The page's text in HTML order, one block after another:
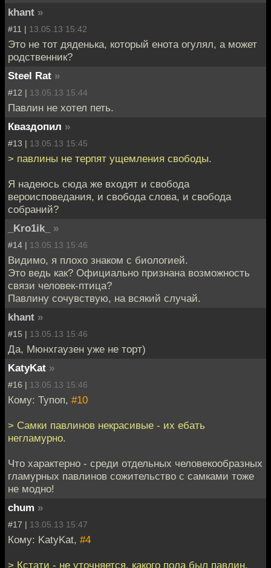
khant »
#11 | 13.05.13 15:42
Это не тот дяденька, который енота огулял, а может
родственник?
Steel Rat »
#12 | 13.05.13 15:44
Павлин не хотел петь.
Кваздопил »
#13 | 13.05.13 15:45
> павлины не терпят ущемления свободы.
Я надеюсь сюда же входят и свобода
вероисповедания, и свобода слова, и свобода
собраний?
_Kro1ik_
»
#14 | 13.05.13 15:46
Видимо, я плохо знаком с биологией.
Это ведь как? Официально признана возможность
связи человек-птица?
Павлину сочувствую, на всякий случай.
khant »
#15 | 13.05.13 15:46
Да, Мюнхгаузен уже не торт)
KatyKat »
#16 | 13.05.13 15:46
Кому: Тупоп, #10
> Самки павлинов некрасивые - их ебать
негламурно.
Что характерно - среди отдельных человекообразных
гламурных павлинов сожительство с самками тоже
не модно!
chum »
#17 | 13.05.13 15:47
Кому: KatyKat, #4
> Кстати - не уточняется, какого пола был павлин.